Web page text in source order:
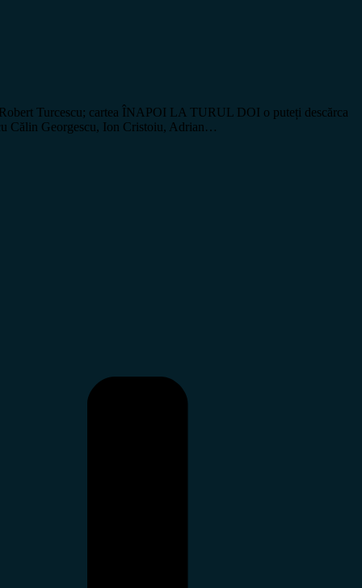
Turcescu; cartea ÎNAPOI LA TURUL DOI o puteți descărca
Călin Georgescu, Ion Cristoiu, Adrian…